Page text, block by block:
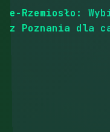
e-Rzemiosło:
z Poznania dla